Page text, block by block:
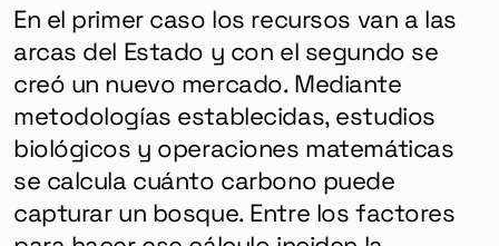
En el primer caso los recursos van a las
arcas del Estado y con el segundo se
creó un nuevo mercado. Mediante
metodologías establecidas, estudios
biológicos y operaciones matemáticas
se calcula cuánto carbono puede
capturar un bosque. Entre los factores